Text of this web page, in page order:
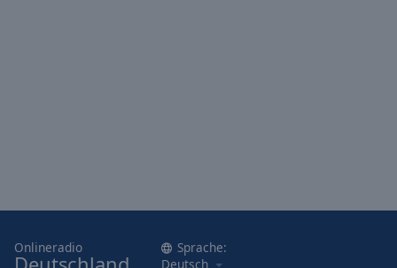
Onlineradio
Sprache:
Deutsch